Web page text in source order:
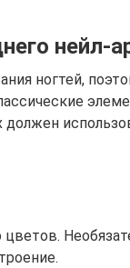
нейл-
ногтей,
должен